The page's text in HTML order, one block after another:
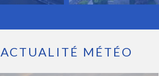
ACTUALITÉ MÉTÉO